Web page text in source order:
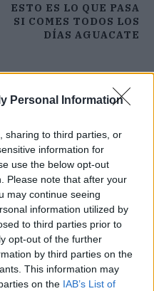
Personal Information
sharing to third parties, or
information for
use the below opt-out
Please note that after your
may continue seeing
information utilized by
to third parties prior to
opt-out of the further
by third parties on the
This information may
on the IAB’s List of
ESTO ES LO QUE PASA
SI COMES TODOS LOS
DÍAS AGUACATE